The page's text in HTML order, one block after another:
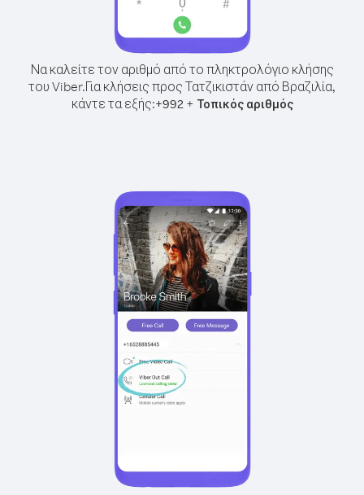
Να καλείτε τον αριθμό από το πληκτρολόγιο κλήσης
του Viber.Για κλήσεις προς Τατζικιστάν από Βραζιλία,
κάντε τα εξής:+992+ Τοπικός αριθμός